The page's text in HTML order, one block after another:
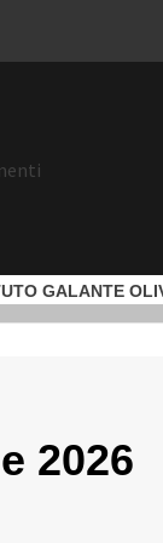
GALANTE
2026